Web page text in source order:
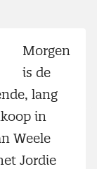
Morgen
is de
lang
in
Weele
Jordie